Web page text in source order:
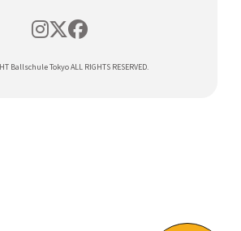
Ballschule Tokyo ALL RIGHTS RESERVED.